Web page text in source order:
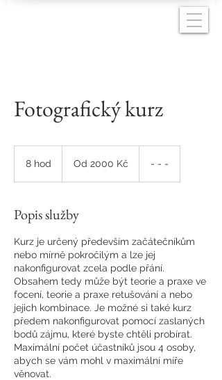
Fotografický kurz
8 hod Od 2000 Kč - - -
Popis služby
Kurz je určený především začátečníkům
nebo mírně pokročilým a lze jej
nakonfigurovat zcela podle přání.
Obsahem tedy může být teorie a praxe ve
focení, teorie a praxe retušování a nebo
jejich kombinace. Je možné si také kurz
předem nakonfigurovat pomocí zaslaných
bodů zájmu, které byste chtěli probírat.
Maximální počet účastníků jsou 4 osoby,
abych se vám mohl v maximální míře
věnovat.